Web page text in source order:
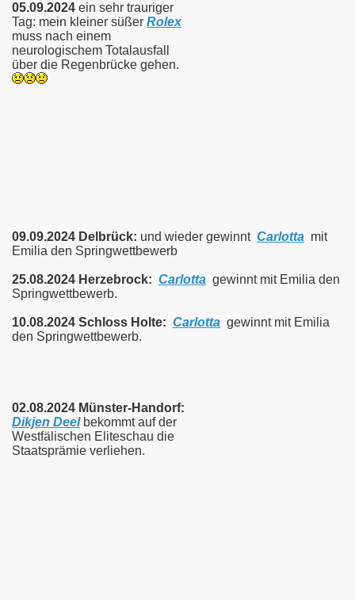
05.09.2024 ein sehr trauriger
Tag: mein kleiner süßer Rolex
muss nach einem
neurologischem Totalausfall
über die Regenbrücke gehen.
09.09.2024 Delbrück: und wieder gewinnt Carlotta mit
Emilia den Springwettbewerb
25.08.2024 Herzebrock: Carlotta gewinnt mit Emilia den
Springwettbewerb.
10.08.2024 Schloss Holte: Carlotta gewinnt mit Emilia
den Springwettbewerb.
02.08.2024 Münster-Handorf:
Dikjen Deel bekommt auf der
Westfälischen Eliteschau die
Staatsprämie verliehen.